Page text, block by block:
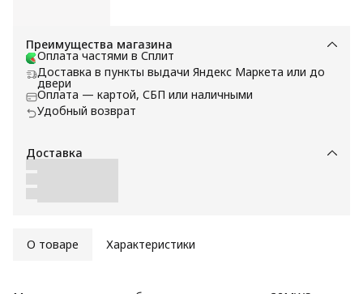
Преимущества магазина
Оплата частями в Сплит
Доставка в пункты выдачи Яндекс Маркета или до
двери
Оплата — картой, СБП или наличными
Удобный возврат
Доставка
О товаре Характеристики